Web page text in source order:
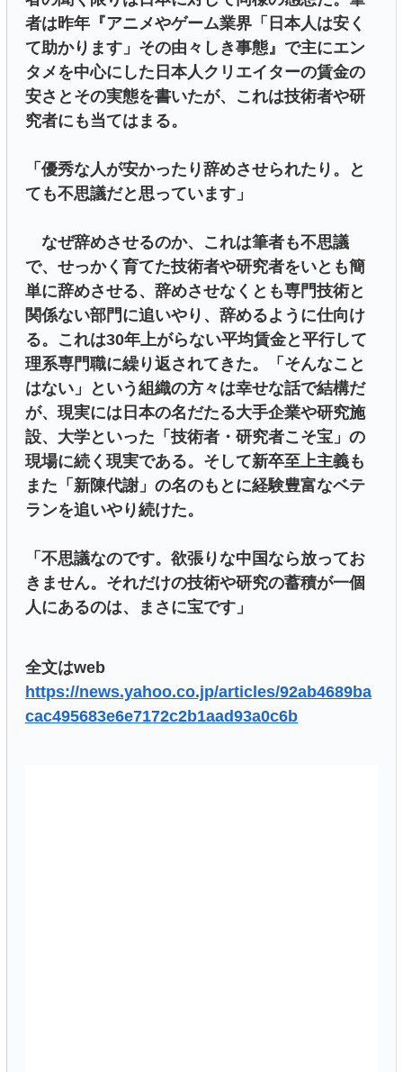
者は昨年『アニメやゲーム業界「日本人は安く
て助かります」その由々しき事態』で主にエン
タメを中心にした日本人クリエイターの賃金の
安さとその実態を書いたが、これは技術者や研
究者にも当てはまる。
「優秀な人が安かったり辞めさせられたり。と
ても不思議だと思っています」
なぜ辞めさせるのか、これは筆者も不思議
で、せっかく育てた技術者や研究者をいとも簡
単に辞めさせる、辞めさせなくとも専門技術と
関係ない部門に追いやり、辞めるように仕向け
る。これは30年上がらない平均賃金と平行して
理系専門職に繰り返されてきた。「そんなこと
はない」という組織の方々は幸せな話で結構だ
が、現実には日本の名だたる大手企業や研究施
設、大学といった「技術者・研究者こそ宝」の
現場に続く現実である。そして新卒至上主義も
また「新陳代謝」の名のもとに経験豊富なベテ
ランを追いやり続けた。
「不思議なのです。欲張りな中国なら放ってお
きません。それだけの技術や研究の蓄積が一個
人にあるのは、まさに宝です」
全文はweb
https://news.yahoo.co.jp/articles/92ab4689ba
cac495683e6e7172c2b1aad93a0c6b